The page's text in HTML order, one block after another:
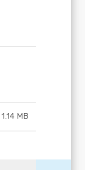
1.14 MB